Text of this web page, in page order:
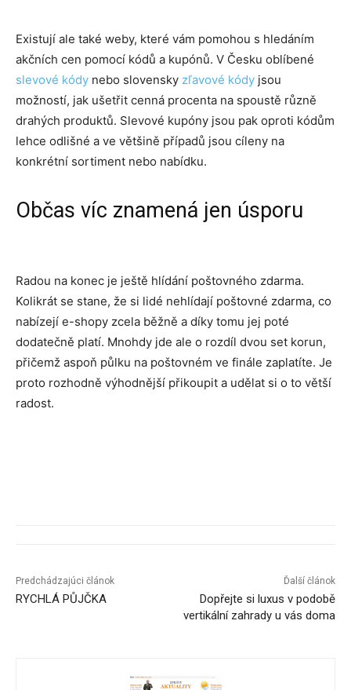
Existují ale také weby, které vám pomohou s hledáním
akčních cen pomocí kódů a kupónů. V Česku oblíbené
slevové kódy nebo slovensky zľavové kódy jsou
možností, jak ušetřit cenná procenta na spoustě různě
drahých produktů. Slevové kupóny jsou pak oproti kódům
lehce odlišné a ve většině případů jsou cíleny na
konkrétní sortiment nebo nabídku.
Občas víc znamená jen úsporu
Radou na konec je ještě hlídání poštovného zdarma.
Kolikrát se stane, že si lidé nehlídají poštovné zdarma, co
nabízejí e-shopy zcela běžně a díky tomu jej poté
dodatečně platí. Mnohdy jde ale o rozdíl dvou set korun,
přičemž aspoň půlku na poštovném ve finále zaplatíte. Je
proto rozhodně výhodnější přikoupit a udělat si o to větší
radost.
Predchádzajúci článok
RYCHLÁ PŮJČKA
Ďalší článok
Dopřejte si luxus v podobě
vertikální zahrady u vás doma